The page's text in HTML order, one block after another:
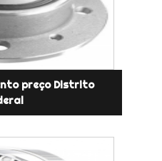
preço Distrito